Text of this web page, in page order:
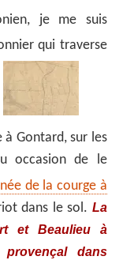
je me suis
qui traverse
Gontard, sur les
occasion de le
de la courge à
dans le sol. La
et Beaulieu à
dans